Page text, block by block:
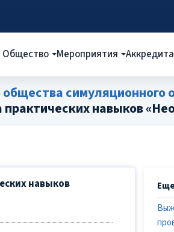
Общество Мероприятия
навыков
навыков